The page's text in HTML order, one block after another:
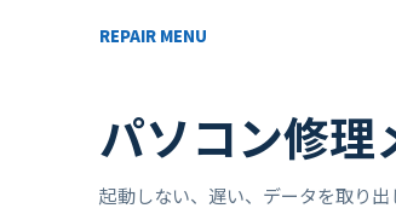
REPAIR MENU
パソコン修理
起動しない、遅い、データを取り